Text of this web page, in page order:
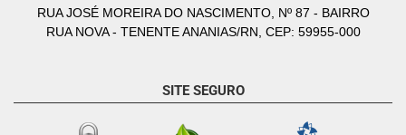
RUA JOSÉ MOREIRA DO NASCIMENTO, Nº 87 - BAIRRO
RUA NOVA - TENENTE ANANIAS/RN, CEP: 59955-000
SITE SEGURO